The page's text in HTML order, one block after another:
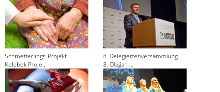
Schmetterlings-Projekt -
Kelebek Proje...
8. Delegiertenversammlung -
8. Olağan ...